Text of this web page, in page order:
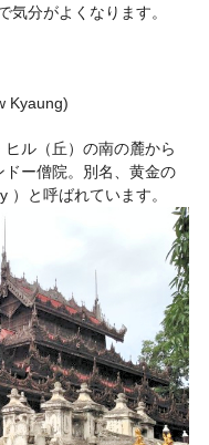
気分がよくなります。
Kyaung)
ル（丘）の南の麓から
ー僧院。別名、黄金の
と呼ばれています。